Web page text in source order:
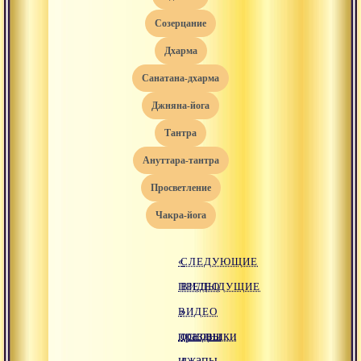
созерцание
дхарма
санатана-дхарма
джняна-йога
тантра
ануттара-тантра
просветление
чакра-йога
«
ПРЕДЫДУЩИЕ
ВИДЕО
праздники
СЛЕДУЮЩИЕ
ВИДЕО
»
основы